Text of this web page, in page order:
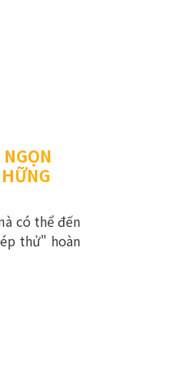
có thể đến
thử" hoàn